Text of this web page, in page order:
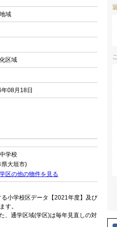
域
区域
08月18日
学校
県大垣市)
区の他の物件を見る
小学校区データ【2021年度】及び
す。
、通学区域(学区)は毎年見直しの対